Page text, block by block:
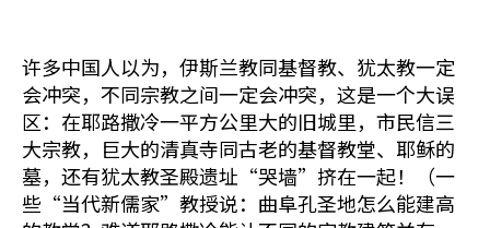
许多中国人以为，伊斯兰教同基督教、犹太教一定
会冲突，不同宗教之间一定会冲突，这是一个大误
区：在耶路撒冷一平方公里大的旧城里，市民信三
大宗教，巨大的清真寺同古老的基督教堂、耶稣的
墓，还有犹太教圣殿遗址“哭墙”挤在一起！（一
些“当代新儒家”教授说：曲阜孔圣地怎么能建高